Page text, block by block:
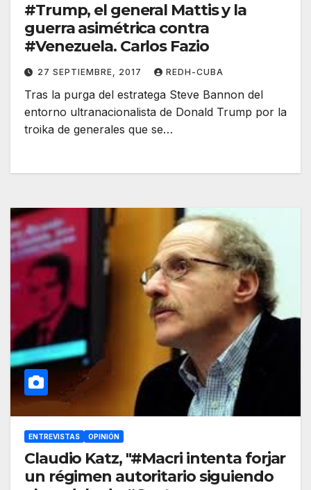
#Trump, el general Mattis y la
guerra asimétrica contra
#Venezuela. Carlos Fazio
27 SEPTIEMBRE, 2017 REDH-CUBA
Tras la purga del estratega Steve Bannon del
entorno ultranacionalista de Donald Trump por la
troika de generales que se…
ENTREVISTAS OPINIÓN
Claudio Katz, "#Macri intenta forjar
un régimen autoritario siguiendo